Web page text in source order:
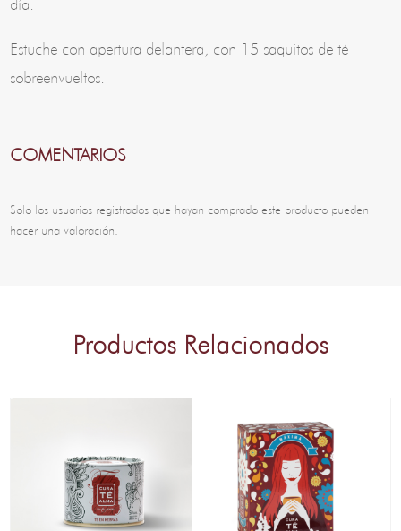
día.
Estuche con apertura delantera, con 15 saquitos de té
sobreenvueltos.
COMENTARIOS
Solo los usuarios registrados que hayan comprado este producto pueden
hacer una valoración.
Productos Relacionados